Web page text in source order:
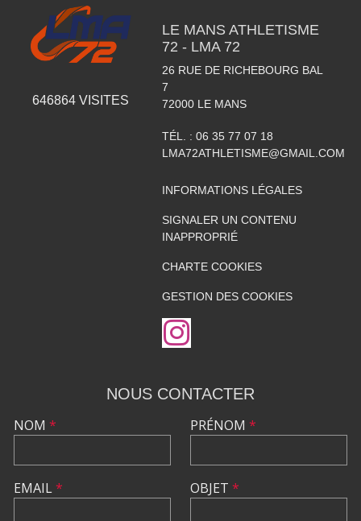
646864 VISITES
LE MANS ATHLETISME
72 - LMA 72
26 RUE DE RICHEBOURG BAL
7
72000 LE MANS
TÉL. : 06 35 77 07 18
LMA72ATHLETISME@GMAIL.COM
INFORMATIONS LÉGALES
SIGNALER UN CONTENU
INAPPROPRIÉ
CHARTE COOKIES
GESTION DES COOKIES
NOUS CONTACTER
NOM *
EMAIL*
PRÉNOM *
OBJET *